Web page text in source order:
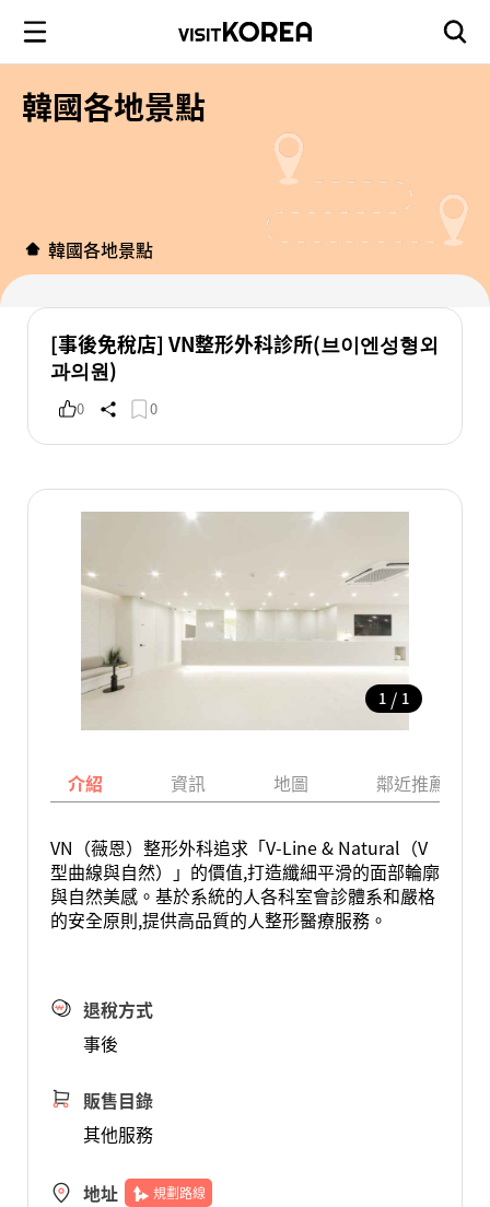
韓國各地景點
韓國各地景點
[事後免稅店] VN整形外科診所(브이엔성형외
과의원)
0 0
1 / 1
介紹 資訊 地圖 鄰近推薦景點
VN（薇恩）整形外科追求「V-Line & Natural（V
型曲線與自然）」的價值,打造纖細平滑的面部輪廓
與自然美感。基於系統的人各科室會診體系和嚴格
的安全原則,提供高品質的人整形醫療服務。
退稅方式
事後
販售目錄
其他服務
地址 規劃路線